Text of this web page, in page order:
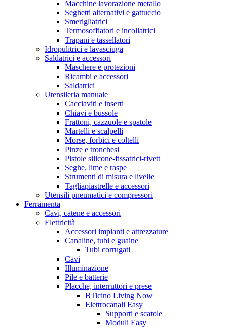
Macchine lavorazione metallo
Seghetti alternativi e gattuccio
Smerigliatrici
Termosoffiatori e incollatrici
Trapani e tassellatori
Idropulitrici e lavasciuga
Saldatrici e accessori
Maschere e protezioni
Ricambi e accessori
Saldatrici
Utensileria manuale
Cacciaviti e inserti
Chiavi e bussole
Frattoni, cazzuole e spatole
Martelli e scalpelli
Morse, forbici e coltelli
Pinze e tronchesi
Pistole silicone-fissatrici-rivett
Seghe, lime e raspe
Strumenti di misura e livelle
Tagliapiastrelle e accessori
Utensili pneumatici e compressori
Ferramenta
Cavi, catene e accessori
Elettricità
Accessori impianti e attrezzature
Canaline, tubi e guaine
Tubi corrugati
Cavi
Illuminazione
Pile e batterie
Placche, interruttori e prese
BTicino Living Now
Elettrocanali Easy
Supporti e scatole
Moduli Easy